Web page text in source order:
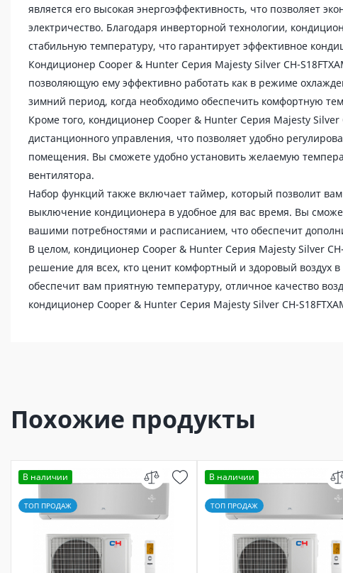
является его высокая энергоэффективность, что позволяет
электричество. Благодаря инверторной технологии,
стабильную температуру, что гарантирует эффективное
Кондиционер Cooper & Hunter Серия Majesty Silver CH-
позволяющую ему эффективно работать как в режиме
зимний период, когда необходимо обеспечить комфортную
Кроме того, кондиционер Cooper & Hunter Серия Majesty
дистанционного управления, что позволяет удобно
помещения. Вы сможете удобно установить желаемую
вентилятора.
Набор функций также включает таймер, который позволит
выключение кондиционера в удобное для вас время. Вы
вашими потребностями и расписанием, что обеспечит
В целом, кондиционер Cooper & Hunter Серия Majesty Silver
решение для всех, кто ценит комфортный и здоровый воздух
обеспечит вам приятную температуру, отличное качество
кондиционер Cooper & Hunter Серия Majesty Silver CH-
Похожие продукты
В наличии
ТОП ПРОДАЖ
В наличии
ТОП ПРОДАЖ